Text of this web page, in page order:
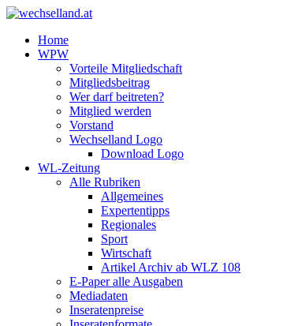
Home
WPW
Vorteile Mitgliedschaft
Mitgliedsbeitrag
Wer darf beitreten?
Mitglied werden
Vorstand
Wechselland Logo
Download Logo
WL-Zeitung
Alle Rubriken
Allgemeines
Expertentipps
Regionales
Sport
Wirtschaft
Artikel Archiv ab WLZ 108
E-Paper alle Ausgaben
Mediadaten
Inseratenpreise